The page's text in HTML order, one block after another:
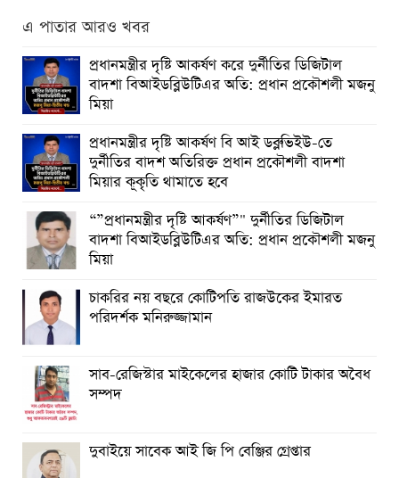
এ পাতার আরও খবর
প্রধানমন্ত্রীর দৃষ্টি আকর্ষণ করে দুর্নীতির ডিজিটাল
বাদশা বিআইডব্লিউটিএর অতি: প্রধান প্রকৌশলী মজনু
মিয়া
প্রধানমন্ত্রীর দৃষ্টি আকর্ষণ বি আই ডব্লুভিইউ-তে
দুর্নীতির বাদশ অতিরিক্ত প্রধান প্রকৌশলী বাদশা
মিয়ার কূকৃতি থামাতে হবে
“”প্রধানমন্ত্রীর দৃষ্টি আকর্ষণ”" দুর্নীতির ডিজিটাল
বাদশা বিআইডব্লিউটিএর অতি: প্রধান প্রকৌশলী মজনু
মিয়া
চাকরির নয় বছরে কোটিপতি রাজউকের ইমারত
পরিদর্শক মনিরুজ্জামান
সাব-রেজিস্টার মাইকেলের হাজার কোটি টাকার অবৈধ
সম্পদ
দুবাইয়ে সাবেক আই জি পি বেঞ্জির গ্রেপ্তার